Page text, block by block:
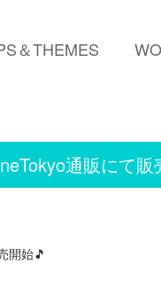
＆THEMES
通販にて販
開始🎵